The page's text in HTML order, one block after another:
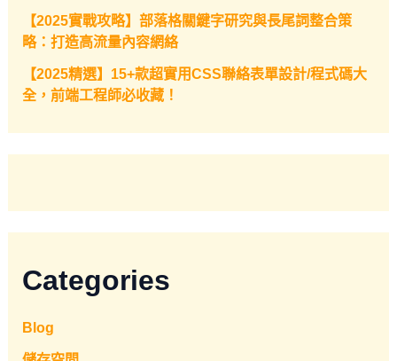
【2025實戰攻略】部落格關鍵字研究與長尾詞整合策
略：打造高流量內容網絡
【2025精選】15+款超實用CSS聯絡表單設計/程式碼大
全，前端工程師必收藏！
Categories
Blog